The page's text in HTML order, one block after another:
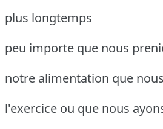
plus longtemps
peu importe que nous
notre alimentation que
l'exercice ou que nous